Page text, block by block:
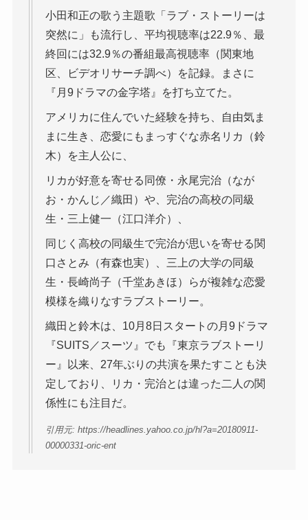
小田和正の歌う主題歌「ラブ・ストーリーは
突然に」も流行し、平均視聴率は22.9％、最
終回には32.9％の番組最高視聴率（関東地
区、ビデオリサーチ調べ）を記録。まさに
『月9ドラマの金字塔』を打ち立てた。
アメリカに住んでいた経験を持ち、自由気ま
まに生き、恋愛にもまっすぐな赤名リカ（鈴
木）を主人公に、
リカが好意を寄せる同僚・永尾完治（なが
お・かんじ／織田）や、完治の高校の同級
生・三上健一（江口洋介）、
同じく高校の同級生で完治が思いを寄せる関
口さとみ（有森也実）、三上の大学の同級
生・長崎尚子（千堂あきほ）らが複雑な恋愛
模様を織りなすラブストーリー。
織田と鈴木は、10月8日スタートの月9ドラマ
『SUITS／スーツ』でも『東京ラブストーリ
ー』以来、27年ぶりの共演を果たすことも決
定しており、リカ・完治とは違った二人の関
係性にも注目だ。
引用元: https://headlines.yahoo.co.jp/hl?a=20180911-
00000331-oric-ent